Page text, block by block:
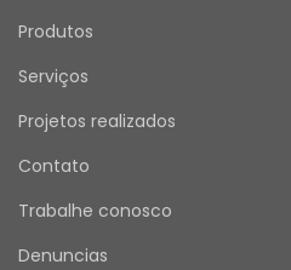
Produtos
Serviços
Projetos realizados
Contato
Trabalhe conosco
Denuncias